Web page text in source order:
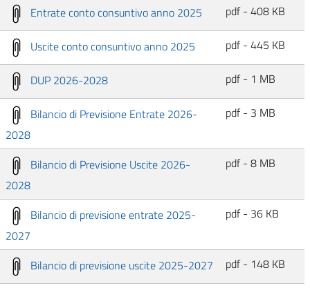
Entrate conto consuntivo anno 2025
pdf - 408 KB
Uscite conto consuntivo anno 2025 pdf - 445 KB
DUP 2026-2028 pdf - 1 MB
Bilancio di Previsione Entrate 2026-
2028
pdf - 3 MB
Bilancio di Previsione Uscite 2026-
2028
pdf - 8 MB
Bilancio di previsione entrate 2025-
2027
pdf - 36 KB
Bilancio di previsione uscite 2025-2027 pdf - 148 KB